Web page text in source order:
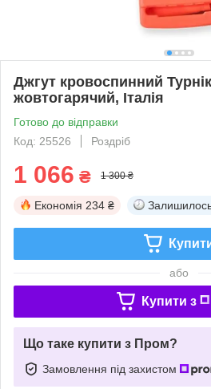
Джгут кровоспинний
жовтогарячий, Італія
Готово до відправки
Код: 25526
Роздріб
1 066 ₴ 1 300 ₴
Економія 234 ₴
або
Купити з
Що таке купити з Пром?
Замовлення під захистом